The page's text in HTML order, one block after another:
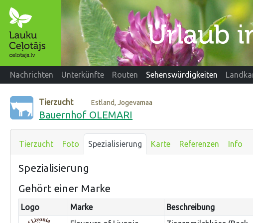
Nachrichten Unterkünfte Routen Sehenswürdigkeiten
Tierzucht Estland, Jogevamaa
Bauernhof OLEMARI
Tierzucht Foto Spezialisierung Karte Referenzen Info
Spezialisierung
Gehört einer Marke
Logo Marke
Beschreibung